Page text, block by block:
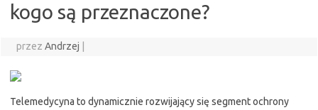
kogo są przeznaczone?
przez Andrzej
Telemedycyna to dynamicznie rozwijający się segment ochrony